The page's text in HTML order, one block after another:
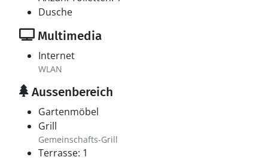
Dusche
Multimedia
Internet
WLAN
Aussenbereich
Gartenmöbel
Grill
Gemeinschafts-Grill
Terrasse: 1